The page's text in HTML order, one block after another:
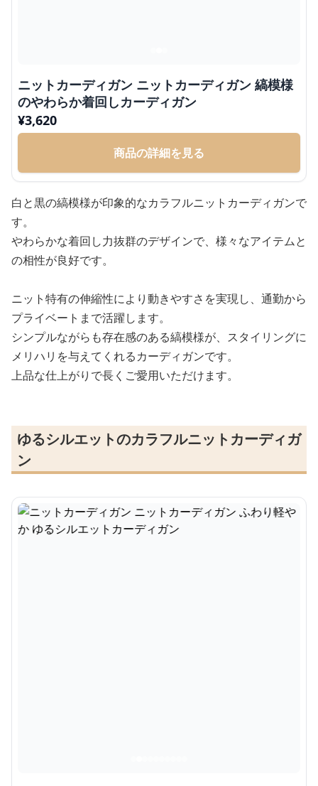
ニットカーディガン ニットカーディガン 縞模様
のやわらか着回しカーディガン
¥3,620
商品の詳細を見る
白と黒の縞模様が印象的なカラフルニットカーディガンで
す。
やわらかな着回し力抜群のデザインで、様々なアイテムと
の相性が良好です。
ニット特有の伸縮性により動きやすさを実現し、通勤から
プライベートまで活躍します。
シンプルながらも存在感のある縞模様が、スタイリングに
メリハリを与えてくれるカーディガンです。
上品な仕上がりで長くご愛用いただけます。
ゆるシルエットのカラフルニットカーディガ
ン